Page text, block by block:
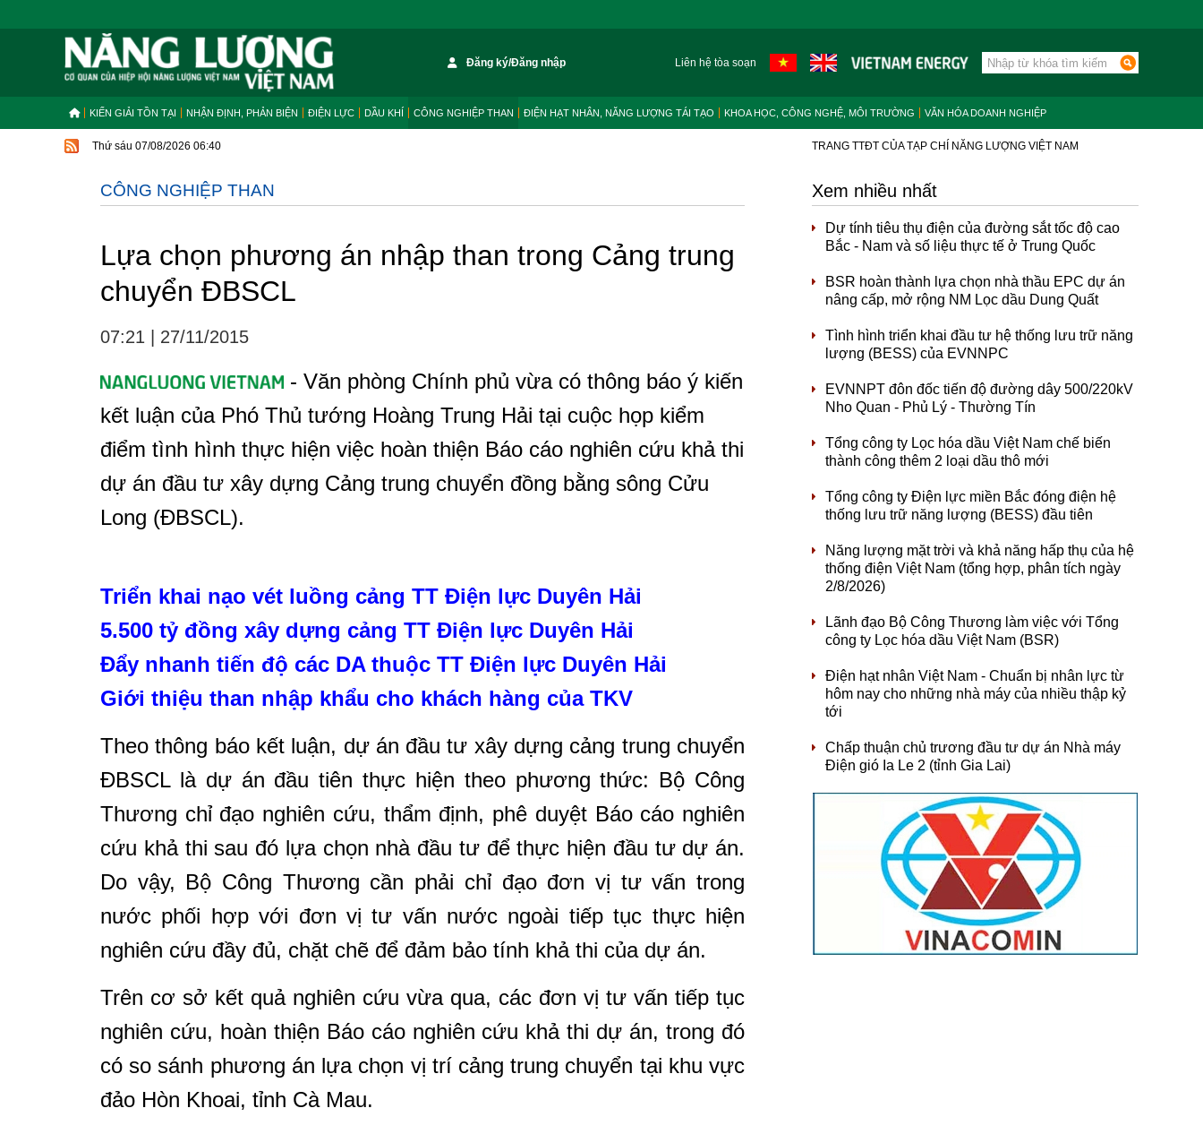
Đăng ký/Đăng nhập Liên hệ tòa soạn
KIẾN GIẢI TỒN TẠI NHẬN ĐỊNH, PHẢN BIỆN ĐIỆN LỰC DẦU KHÍ CÔNG NGHIỆP THAN ĐIỆN HẠT NHÂN, NĂNG LƯỢNG TÁI TẠO KHOA HỌC, CÔNG NGHỆ, MÔI TRƯỜNG VĂN HÓA DOANH NGHIỆP
Thứ sáu 07/08/2026 06:40 TRANG TTĐT CỦA TẠP CHÍ NĂNG LƯỢNG VIỆT NAM
CÔNG NGHIỆP THAN
Lựa chọn phương án nhập than trong Cảng trung
chuyển ĐBSCL
07:21 27/11/2015
- Văn phòng Chính phủ vừa có thông báo ý kiến
kết luận của Phó Thủ tướng Hoàng Trung Hải tại cuộc họp kiểm
điểm tình hình thực hiện việc hoàn thiện Báo cáo nghiên cứu khả thi
dự án đầu tư xây dựng Cảng trung chuyển đồng bằng sông Cửu
Long (ĐBSCL).
Triển khai nạo vét luồng cảng TT Điện lực Duyên Hải
5.500 tỷ đồng xây dựng cảng TT Điện lực Duyên Hải
Đẩy nhanh tiến độ các DA thuộc TT Điện lực Duyên Hải
Giới thiệu than nhập khẩu cho khách hàng của TKV
Theo thông báo kết luận, dự án đầu tư xây dựng cảng trung chuyển
ĐBSCL là dự án đầu tiên thực hiện theo phương thức: Bộ Công
Thương chỉ đạo nghiên cứu, thẩm định, phê duyệt Báo cáo nghiên
cứu khả thi sau đó lựa chọn nhà đầu tư để thực hiện đầu tư dự án.
Do vậy, Bộ Công Thương cần phải chỉ đạo đơn vị tư vấn trong
nước phối hợp với đơn vị tư vấn nước ngoài tiếp tục thực hiện
nghiên cứu đầy đủ, chặt chẽ để đảm bảo tính khả thi của dự án.
Trên cơ sở kết quả nghiên cứu vừa qua, các đơn vị tư vấn tiếp tục
nghiên cứu, hoàn thiện Báo cáo nghiên cứu khả thi dự án, trong đó
có so sánh phương án lựa chọn vị trí cảng trung chuyển tại khu vực
đảo Hòn Khoai, tỉnh Cà Mau.
Xem nhiều nhất
Dự tính tiêu thụ điện của đường sắt tốc độ cao
Bắc - Nam và số liệu thực tế ở Trung Quốc
BSR hoàn thành lựa chọn nhà thầu EPC dự án
nâng cấp, mở rộng NM Lọc dầu Dung Quất
Tình hình triển khai đầu tư hệ thống lưu trữ năng
lượng (BESS) của EVNNPC
EVNNPT đôn đốc tiến độ đường dây 500/220kV
Nho Quan - Phủ Lý - Thường Tín
Tổng công ty Lọc hóa dầu Việt Nam chế biến
thành công thêm 2 loại dầu thô mới
Tổng công ty Điện lực miền Bắc đóng điện hệ
thống lưu trữ năng lượng (BESS) đầu tiên
Năng lượng mặt trời và khả năng hấp thụ của hệ
thống điện Việt Nam (tổng hợp, phân tích ngày
2/8/2026)
Lãnh đạo Bộ Công Thương làm việc với Tổng
công ty Lọc hóa dầu Việt Nam (BSR)
Điện hạt nhân Việt Nam - Chuẩn bị nhân lực từ
hôm nay cho những nhà máy của nhiều thập kỷ
tới
Chấp thuận chủ trương đầu tư dự án Nhà máy
Điện gió Ia Le 2 (tỉnh Gia Lai)